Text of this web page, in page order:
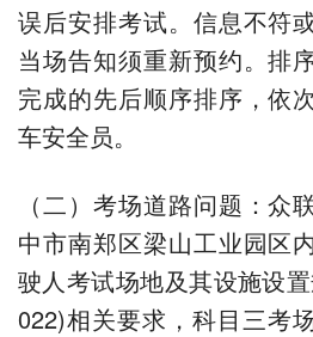
误后安排考试。信息不符
当场告知须重新预约。排
完成的先后顺序排序，依
车安全员。
（二）考场道路问题：众
中市南郑区梁山工业园区
驶人考试场地及其设施设
022)相关要求，科目三考